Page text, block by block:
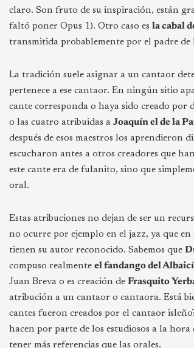
claro. Son fruto de su inspiración, están
faltó poner Opus 1). Otro caso es la cabal
transmitida probablemente por el padre de
La tradición suele asignar a un cantaor
pertenece a ese cantaor. En ningún sitio
cante corresponda o haya sido creado por
o las cuatro atribuidas a Joaquín el de la
después de esos maestros los aprendieron
escucharon antes a otros creadores que
este cante era de fulanito, sino que
oral.
Estas atribuciones no dejan de ser un
no ocurre por ejemplo en el jazz, ya que
tienen su autor reconocido. Sabemos que
compuso realmente el fandango del
Juan Breva o es creación de Frasquito
atribución a un cantaor o cantaora. Está
cantes fueron creados por el cantaor
hacen por parte de los estudiosos a la
tener más referencias que las orales.